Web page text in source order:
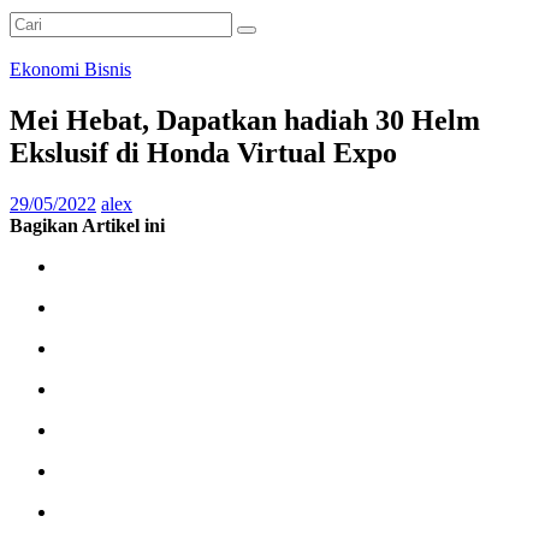
Ekonomi Bisnis
Mei Hebat, Dapatkan hadiah 30 Helm
Ekslusif di Honda Virtual Expo
29/05/2022 alex
Bagikan Artikel ini